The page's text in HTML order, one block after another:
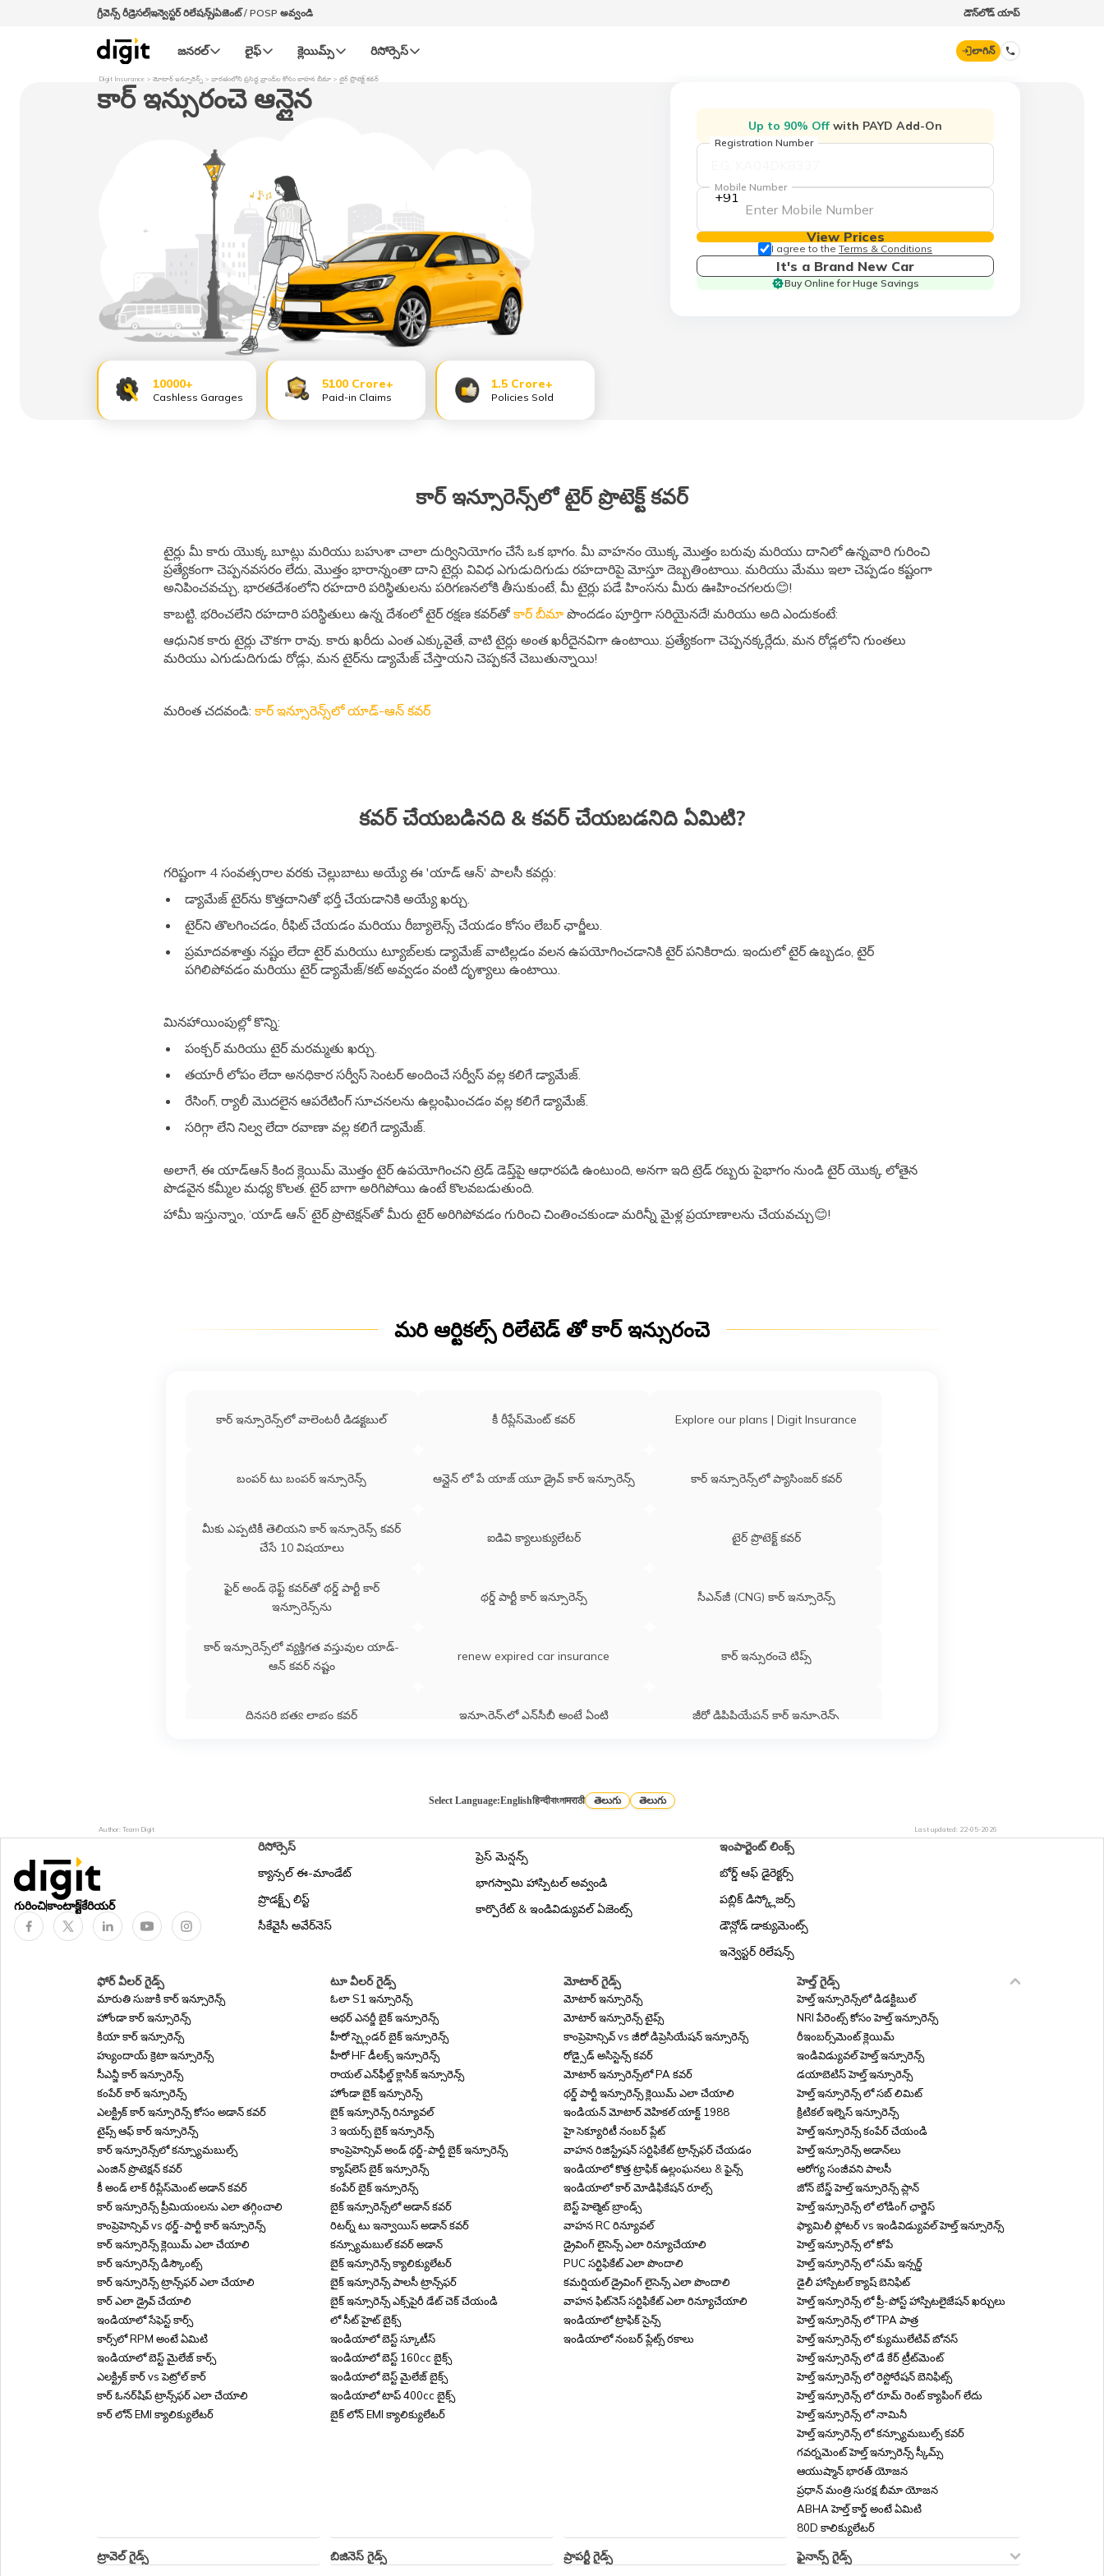
గ్రీవెన్స్ రీడ్రెసల్‌ఇన్వెస్టర్ రిలేషన్స్ఏజెంట్ / POSP అవ్వండి డౌన్‌లోడ్ యాప్
జనరల్‌ లైఫ్‌ క్లెయిమ్స్‌ రిసోర్సెస్‌ లాగిన్
hello@godigit.com
Digit Insurance మోటార్​ ఇన్సూరెన్స్ భారతంలోని ప్రసిద్ధ బ్రాండ్‌ల కోసం వాహన బీమా టైర్ ప్రొటెక్ట్ కవర్
కార్ ఇన్సురంచె ఆన్లైన
10000+
Cashless Garages
5100 Crore+
Paid-in Claims
1.5 Crore+
Policies Sold
Up to 90% Off with PAYD Add-On
Registration Number
+91
Mobile Number
View Prices
I agree to the Terms & Conditions
It's a Brand New Car
Buy Online for Huge Savings
కార్ ఇన్సూరెన్స్‌లో టైర్ ప్రొటెక్ట్ కవర్
టైర్లు మీ కారు యొక్క బూట్లు మరియు బహుశా చాలా దుర్వినియోగం చేసే ఒక భాగం. మీ వాహనం యొక్క మొత్తం బరువు మరియు దానిలో ఉన్నవారి గురించి
ప్రత్యేకంగా చెప్పనవసరం లేదు, మొత్తం భారాన్నంతా దాని టైర్లు వివిధ ఎగుడుదిగుడు రహదారిపై మోస్తూ దెబ్బతింటాయి. మరియు మేము ఇలా చెప్పడం కష్టంగా
అనిపించవచ్చు, భారతదేశంలోని రహదారి పరిస్థితులను పరిగణనలోకి తీసుకుంటే, మీ టైర్లు పడే హింసను మీరు ఊహించగలరు😊!
కాబట్టి, భరించలేని రహదారి పరిస్థితులు ఉన్న దేశంలో టైర్ రక్షణ కవర్‌తోకార్ బీమా పొందడం పూర్తిగా సరియైనదే! మరియు అది ఎందుకంటే:
ఆధునిక కారు టైర్లు చౌకగా రావు. కారు ఖరీదు ఎంత ఎక్కువైతే, వాటి టైర్లు అంత ఖరీదైనవిగా ఉంటాయి. ప్రత్యేకంగా చెప్పనక్కర్లేదు, మన రోడ్లలోని గుంతలు
మరియు ఎగుడుదిగుడు రోడ్లు, మన టైర్‌ను డ్యామేజ్ చేస్తాయని చెప్పకనే చెబుతున్నాయి!
మరింత చదవండి: కార్ ఇన్సూరెన్స్‌లో యాడ్-ఆన్ కవర్
కవర్ చేయబడినది & కవర్ చేయబడనిది ఏమిటి?
గరిష్టంగా 4 సంవత్సరాల వరకు చెల్లుబాటు అయ్యే ఈ 'యాడ్ ఆన్' పాలసీ కవర్లు:
డ్యామేజ్ టైర్‌ను కొత్తదానితో భర్తీ చేయడానికి అయ్యే ఖర్చు.
టైర్‌ని తొలగించడం, రీఫిట్ చేయడం మరియు రీబ్యాలెన్స్ చేయడం కోసం లేబర్ ఛార్జీలు.
ప్రమాదవశాత్తు నష్టం లేదా టైర్ మరియు ట్యూబ్‌లకు డ్యామేజ్ వాటిల్లడం వలన ఉపయోగించడానికి టైర్ పనికిరాదు. ఇందులో టైర్ ఉబ్బడం, టైర్
పగిలిపోవడం మరియు టైర్ డ్యామేజ్/కట్ అవ్వడం వంటి దృశ్యాలు ఉంటాయి.
మినహాయింపుల్లో కొన్ని:
పంక్చర్ మరియు టైర్ మరమ్మతు ఖర్చు.
తయారీ లోపం లేదా అనధికార సర్వీస్ సెంటర్ అందించే సర్వీస్ వల్ల కలిగే డ్యామేజ్.
రేసింగ్, ర్యాలీ మొదలైన ఆపరేటింగ్ సూచనలను ఉల్లంఘించడం వల్ల కలిగే డ్యామేజ్.
సరిగ్గా లేని నిల్వ లేదా రవాణా వల్ల కలిగే డ్యామేజ్.
అలాగే, ఈ యాడ్ఆన్ కింద క్లెయిమ్ మొత్తం టైర్ ఉపయోగించని ట్రెడ్ డెప్త్‌పై ఆధారపడి ఉంటుంది, అనగా ఇది ట్రెడ్ రబ్బరు పైభాగం నుండి టైర్ యొక్క లోతైన
పొడవైన కమ్మీల మధ్య కొలత. టైర్ బాగా అరిగిపోయి ఉంటే కొలవబడుతుంది.
హామీ ఇస్తున్నాం, ‘యాడ్ ఆన్’ టైర్ ప్రొటెక్షన్‌తో మీరు టైర్ అరిగిపోవడం గురించి చింతించకుండా మరిన్నీ మైళ్ల ప్రయాణాలను చేయవచ్చు😊!
మరి ఆర్టికల్స్ రిలేటెడ్ తో కార్ ఇన్సురంచె
కార్ ఇన్సూరెన్స్‌లో వాలెంటరీ డిడక్టబుల్ కీ రీప్లేస్‌మెంట్ కవర్ Explore our plans | Digit Insurance
బంపర్‌ టు బంపర్‌ ఇన్సూరెన్స్‌ ఆన్లైన్ లో పే యాజ్ యూ డ్రైవ్ కార్ ఇన్సూరెన్స్ కార్ ఇన్సూరెన్స్‌లో ప్యాసింజర్ కవర్
మీకు ఎప్పటికీ తెలియని కార్ ఇన్సూరెన్స్ కవర్
చేసే 10 విషయాలు
ఐడివి క్యాలుక్యులేటర్ టైర్ ప్రొటెక్ట్ కవర్
ఫైర్ అండ్ థెఫ్ట్ కవర్‌తో థర్డ్ పార్టీ కార్
ఇన్సూరెన్స్‌ను
థర్డ్​ పార్టీ కార్​ ఇన్సూరెన్స్ సీఎన్​జీ (CNG) కార్ ఇన్సూరెన్స్
కార్ ఇన్సూరెన్స్‌లో వ్యక్తిగత వస్తువుల యాడ్-
ఆన్ కవర్ నష్టం
renew expired car insurance కార్ ఇన్సురంచె టిప్స్
దినసరి భత్య లాభం కవర్ ఇన్సూరెన్స్​లో ఎన్​సీబీ అంటే ఏంటి జీరో డిప్రిషియేషన్​ కార్​ ఇన్సూరెన్స్​
ఇంజిన్ ప్రొటెక్షన్ కవర్ కార్​ ఇన్సూరెన్స్​ క్యాలుక్యులేటర్
Select Language:Englishहिन्दीবাংলাमराठी తెలుగు తెలుగు
Author: Team Digit Last updated: 22-05-2026
గురించికాంటాక్ట్కేరియర్
రిసోర్సెస్
క్యాన్సల్ ఈ-మాండేట్
ప్రొడక్ట్స్ లిస్ట్
సీకేవైసీ అవేర్‌నెస్
ప్రెస్ మెన్షన్స్
భాగస్వామి హాస్పిటల్ అవ్వండి
కార్పొరేట్ & ఇండివిడ్యువల్ ఏజెంట్స్
ఇంపార్టెంట్ లింక్స్
బోర్డ్ ఆఫ్ డైరెక్టర్స్
పబ్లిక్ డిస్క్లోజర్స్
డౌన్లోడ్ డాక్యుమెంట్స్
ఇన్వెస్టర్ రిలేషన్స్
ఫోర్ వీలర్ గైడ్స్
మారుతి సుజుకి కార్ ఇన్సూరెన్స్
హోండా కార్ ఇన్సూరెన్స్
కియా కార్ ఇన్సూరెన్స్
హ్యుందాయ్ క్రెటా ఇన్సూరెన్స్
సీఎన్జీ కార్ ఇన్సూరెన్స్
కంపేర్ కార్ ఇన్సూరెన్స్
ఎలక్ట్రిక్ కార్ ఇన్సూరెన్స్ కోసం అడాన్ కవర్
టైప్స్ ఆఫ్ కార్ ఇన్సూరెన్స్
కార్ ఇన్సూరెన్స్‌లో కన్స్యూమబుల్స్
ఎంజిన్ ప్రొటెక్షన్ కవర్
కీ అండ్ లాక్ రీప్లేస్‌మెంట్ అడాన్ కవర్
కార్ ఇన్సూరెన్స్ ప్రీమియంలను ఎలా తగ్గించాలి
కాంప్రెహెన్సివ్ vs థర్డ్-పార్టీ కార్ ఇన్సూరెన్స్
కార్ ఇన్సూరెన్స్ క్లెయిమ్ ఎలా చేయాలి
కార్ ఇన్సూరెన్స్ డిస్కౌంట్స్
కార్ ఇన్సూరెన్స్ ట్రాన్స్‌ఫర్ ఎలా చేయాలి
కార్ ఎలా డ్రైవ్ చేయాలి
ఇండియాలో సేఫెస్ట్ కార్స్
కార్స్‌లో RPM అంటే ఏమిటి
ఇండియాలో బెస్ట్ మైలేజ్ కార్స్
ఎలక్ట్రిక్ కార్ vs పెట్రోల్ కార్
కార్ ఓనర్‌షిప్ ట్రాన్స్‌ఫర్ ఎలా చేయాలి
కార్ లోన్ EMI క్యాలిక్యులేటర్
టూ వీలర్ గైడ్స్
ఓలా S1 ఇన్సూరెన్స్
ఆథర్ ఎనర్జీ బైక్ ఇన్సూరెన్స్
హీరో స్ప్లెండర్ బైక్ ఇన్సూరెన్స్
హీరో HF డీలక్స్ ఇన్సూరెన్స్
రాయల్ ఎన్‌ఫీల్డ్ క్లాసిక్ ఇన్సూరెన్స్
హోండా బైక్ ఇన్సూరెన్స్
బైక్ ఇన్సూరెన్స్ రిన్యూవల్
3 ఇయర్స్ బైక్ ఇన్సూరెన్స్
కాంప్రెహెన్సివ్ అండ్ థర్డ్-పార్టీ బైక్ ఇన్సూరెన్స్
క్యాష్‌లెస్ బైక్ ఇన్సూరెన్స్
కంపేర్ బైక్ ఇన్సూరెన్స్
బైక్ ఇన్సూరెన్స్‌లో అడాన్ కవర్
రిటర్న్ టు ఇన్వాయిస్ అడాన్ కవర్
కన్స్యూమబుల్ కవర్ అడాన్
బైక్ ఇన్సూరెన్స్ క్యాలిక్యులేటర్
బైక్ ఇన్సూరెన్స్ పాలసీ ట్రాన్స్‌ఫర్
బైక్ ఇన్సూరెన్స్ ఎక్స్‌పైరీ డేట్ చెక్ చేయండి
లో సీట్ హైట్ బైక్స్
ఇండియాలో బెస్ట్ స్కూటీస్
ఇండియాలో బెస్ట్ 160cc బైక్స్
ఇండియాలో బెస్ట్ మైలేజ్ బైక్స్
ఇండియాలో టాప్ 400cc బైక్స్
బైక్ లోన్ EMI క్యాలిక్యులేటర్
మోటార్ గైడ్స్
మోటార్ ఇన్సూరెన్స్
మోటార్ ఇన్సూరెన్స్ టైప్స్
కాంప్రెహెన్సివ్ vs జీరో డిప్రెసియేషన్ ఇన్సూరెన్స్
రోడ్సైడ్ అసిస్టెన్స్ కవర్
మోటార్ ఇన్సూరెన్స్‌లో PA కవర్
థర్డ్ పార్టీ ఇన్సూరెన్స్ క్లెయిమ్ ఎలా చేయాలి
ఇండియన్ మోటార్ వెహికల్ యాక్ట్ 1988
హై సెక్యూరిటీ నంబర్ ప్లేట్
వాహన రిజిస్ట్రేషన్ సర్టిఫికేట్ ట్రాన్స్‌ఫర్ చేయడం
ఇండియాలో కొత్త ట్రాఫిక్ ఉల్లంఘనలు & ఫైన్స్
ఇండియాలో కార్ మోడిఫికేషన్ రూల్స్
బెస్ట్ హెల్మెట్ బ్రాండ్స్
వాహన RC రిన్యూవల్
డ్రైవింగ్ లైసెన్స్ ఎలా రిన్యూచేయాలి
PUC సర్టిఫికేట్ ఎలా పొందాలి
కమర్షియల్ డ్రైవింగ్ లైసెన్స్ ఎలా పొందాలి
వాహన ఫిట్‌నెస్ సర్టిఫికేట్ ఎలా రిన్యూచేయాలి
ఇండియాలో ట్రాఫిక్ సైన్స్
ఇండియాలో నంబర్ ప్లేట్స్ రకాలు
హెల్త్ గైడ్స్
హెల్త్ ఇన్సూరెన్స్‌లో డిడక్టిబుల్
NRI పేరెంట్స్ కోసం హెల్త్ ఇన్సూరెన్స్
రీఇంబర్స్‌మెంట్ క్లెయిమ్
ఇండివిడ్యువల్ హెల్త్ ఇన్సూరెన్స్
డయాబెటిస్ హెల్త్ ఇన్సూరెన్స్
హెల్త్ ఇన్సూరెన్స్ లో సబ్ లిమిట్
క్రిటికల్ ఇల్నెస్ ఇన్సూరెన్స్
హెల్త్ ఇన్సూరెన్స్ కంపేర్ చేయండి
హెల్త్ ఇన్సూరెన్స్ అడాన్‌లు
ఆరోగ్య సంజీవని పాలసీ
జోన్ బేస్డ్ హెల్త్ ఇన్సూరెన్స్ ప్లాన్
హెల్త్ ఇన్సూరెన్స్ లో లోడింగ్ ఛార్జెస్
ఫ్యామిలీ ఫ్లోటర్ vs ఇండివిడ్యువల్ హెల్త్ ఇన్సూరెన్స్
హెల్త్ ఇన్సూరెన్స్ లో కోపే
హెల్త్ ఇన్సూరెన్స్ లో సమ్ ఇన్సర్డ్
డైలీ హాస్పిటల్ క్యాష్ బెనిఫిట్
హెల్త్ ఇన్సూరెన్స్ లో ప్రీ-పోస్ట్ హాస్పిటలైజేషన్ ఖర్చులు
హెల్త్ ఇన్సూరెన్స్ లో TPA పాత్ర
హెల్త్ ఇన్సూరెన్స్ లో క్యుములేటివ్ బోనస్
హెల్త్ ఇన్సూరెన్స్ లో డే కేర్ ట్రీట్‌మెంట్
హెల్త్ ఇన్సూరెన్స్ లో రెస్టోరేషన్ బెనిఫిట్స్
హెల్త్ ఇన్సూరెన్స్ లో రూమ్ రెంట్ క్యాపింగ్ లేదు
హెల్త్ ఇన్సూరెన్స్ లో నామినీ
హెల్త్ ఇన్సూరెన్స్ లో కన్స్యూమబుల్స్ కవర్
గవర్నమెంట్ హెల్త్ ఇన్సూరెన్స్ స్కీమ్స్
ఆయుష్మాన్ భారత్ యోజన
ప్రధాన్ మంత్రి సురక్ష బీమా యోజన
ABHA హెల్త్ కార్డ్ అంటే ఏమిటి
80D కాలిక్యులేటర్
ట్రావెల్ గైడ్స్ బిజినెస్ గైడ్స్ ప్రాపర్టీ గైడ్స్ ఫైనాన్స్ గైడ్స్